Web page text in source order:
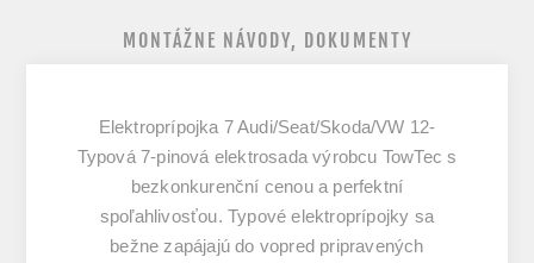
MONTÁŽNE NÁVODY, DOKUMENTY
Elektroprípojka 7 Audi/Seat/Skoda/VW 12-
Typová 7-pinová elektrosada výrobcu TowTec s
bezkonkurenční cenou a perfektní
spoľahlivosťou. Typové elektroprípojky sa
bežne zapájajú do vopred pripravených